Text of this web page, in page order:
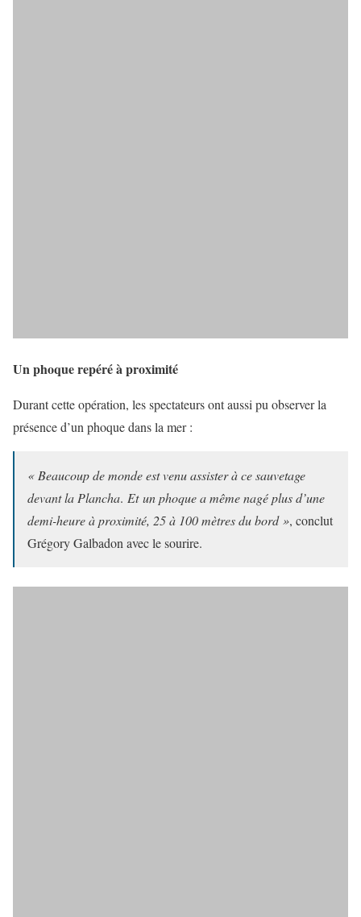
Un phoque repéré à proximité
Durant cette opération, les spectateurs ont aussi pu observer la
présence d’un phoque dans la mer :
« Beaucoup de monde est venu assister à ce sauvetage
devant la Plancha. Et un phoque a même nagé plus d’une
demi-heure à proximité, 25 à 100 mètres du bord », conclut
Grégory Galbadon avec le sourire.